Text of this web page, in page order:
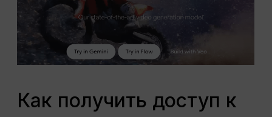
Как получить доступ к